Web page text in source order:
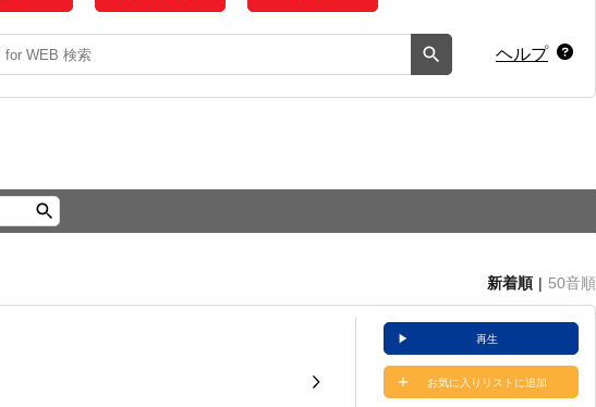
ヘルプ
新着順 50音順
再生
お気に入りリストに追加